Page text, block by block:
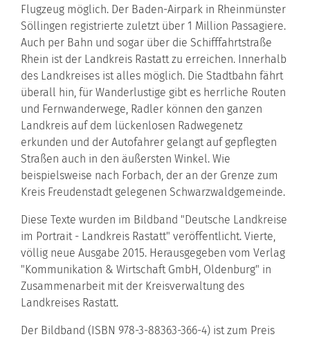
Flugzeug möglich. Der Baden-Airpark in Rheinmünster
Söllingen registrierte zuletzt über 1 Million Passagiere.
Auch per Bahn und sogar über die Schifffahrtstraße
Rhein ist der Landkreis Rastatt zu erreichen. Innerhalb
des Landkreises ist alles möglich. Die Stadtbahn fährt
überall hin, für Wanderlustige gibt es herrliche Routen
und Fernwanderwege, Radler können den ganzen
Landkreis auf dem lückenlosen Radwegenetz
erkunden und der Autofahrer gelangt auf gepflegten
Straßen auch in den äußersten Winkel. Wie
beispielsweise nach Forbach, der an der Grenze zum
Kreis Freudenstadt gelegenen Schwarzwaldgemeinde.
Diese Texte wurden im Bildband "Deutsche Landkreise
im Portrait - Landkreis Rastatt" veröffentlicht. Vierte,
völlig neue Ausgabe 2015. Herausgegeben vom Verlag
"Kommunikation & Wirtschaft GmbH, Oldenburg" in
Zusammenarbeit mit der Kreisverwaltung des
Landkreises Rastatt.
Der Bildband (ISBN 978-3-88363-366-4) ist zum Preis